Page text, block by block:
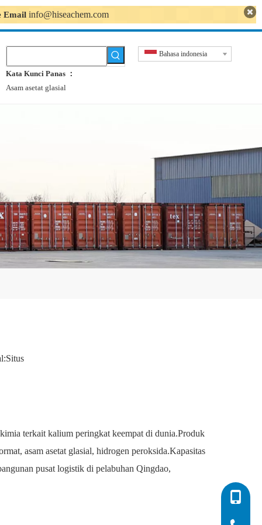
Email info@hiseachem.com
Kata Kunci Panas ：
Asam asetat glasial
Bahasa indonesia
Situs
terkait kalium peringkat keempat di dunia.Produk
asam asetat glasial, hidrogen peroksida.Kapasitas
pusat logistik di pelabuhan Qingdao,
0086-